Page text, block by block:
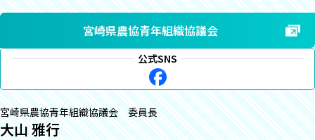
宮崎県農協青年組織協議会
公式SNS
宮崎県農協青年組織協議会 委員長
大山 雅行